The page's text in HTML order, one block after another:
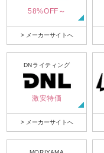
58%OFF～
> メーカーサイトへ
DNライティング
激安特価
> メーカーサイトへ